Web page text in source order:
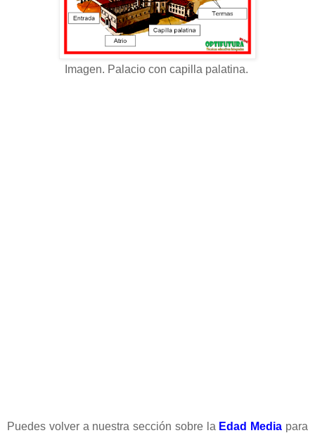
Imagen. Palacio con capilla palatina.
Puedes volver a nuestra sección sobre la Edad Media para